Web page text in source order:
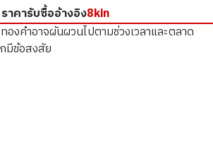
ราคารับซื้ออ้างอิง8kin
องคำอาจผันผวนไปตามช่วงเวลาและตลาด
มีข้อสงสัย